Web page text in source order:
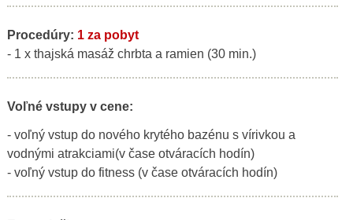
Procedúry: 1 za pobyt
- 1 x thajská masáž chrbta a ramien (30 min.)
Voľné vstupy v cene:
- voľný vstup do nového krytého bazénu s vírivkou a
vodnými atrakciami(v čase otváracích hodín)
- voľný vstup do fitness (v čase otváracích hodín)